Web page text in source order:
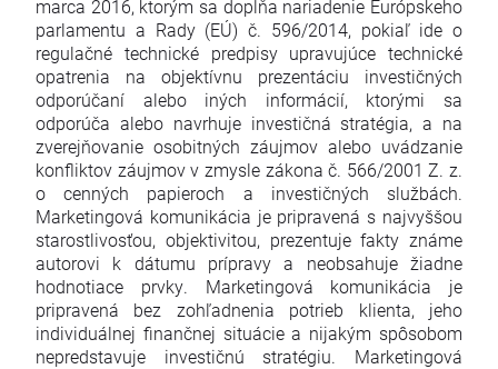
marca 2016, ktorým sa dopĺňa nariadenie Európskeho
parlamentu a Rady (EÚ) č. 596/2014, pokiaľ ide o
regulačné technické predpisy upravujúce technické
opatrenia na objektívnu prezentáciu investičných
odporúčaní alebo iných informácií, ktorými sa
odporúča alebo navrhuje investičná stratégia, a na
zverejňovanie osobitných záujmov alebo uvádzanie
konfliktov záujmov v zmysle zákona č. 566/2001 Z. z.
o cenných papieroch a investičných službách.
Marketingová komunikácia je pripravená s najvyššou
starostlivosťou, objektivitou, prezentuje fakty známe
autorovi k dátumu prípravy a neobsahuje žiadne
hodnotiace prvky. Marketingová komunikácia je
pripravená bez zohľadnenia potrieb klienta, jeho
individuálnej finančnej situácie a nijakým spôsobom
nepredstavuje investičnú stratégiu. Marketingová